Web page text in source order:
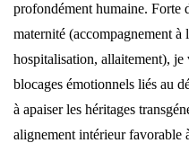
profondément humaine. Forte
maternité (accompagnement à
hospitalisation, allaitement), je
blocages émotionnels liés au
à apaiser les héritages
alignement intérieur favorable